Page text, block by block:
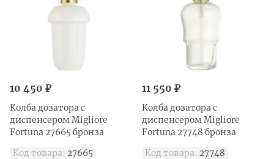
10 450 ₽
Колба дозатора с
диспенсером Migliore
Fortuna 27665 бронза
Код товара: 27665
11 550 ₽
Колба дозатора с
диспенсером Migliore
Fortuna 27748 бронза
Код товара: 27748